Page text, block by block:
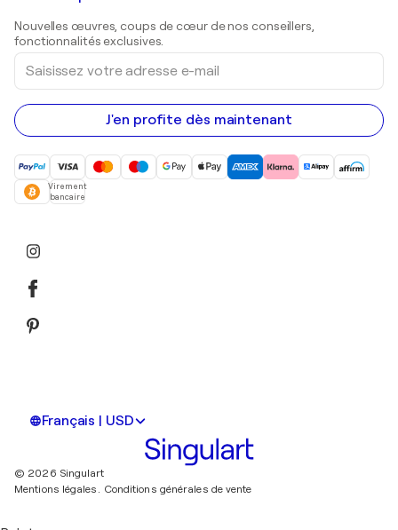
Peintures acryliques
Nouvelles œuvres, coups de cœur de nos conseillers,
fonctionnalités exclusives.
Saisissez
votre
adresse
e-
mail
J'en profite dès maintenant
Virement
bancaire
Français | USD
© 2026 Singulart
Mentions légales.
Conditions générales de vente